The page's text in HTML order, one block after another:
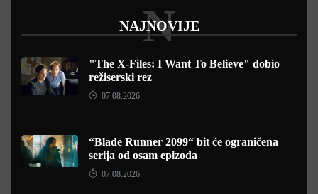
NAJNOVIJE
N
"The X-Files: I Want To Believe" dobio
režiserski rez
07.08.2026.
“Blade Runner 2099“ bit će ograničena
serija od osam epizoda
07.08.2026.